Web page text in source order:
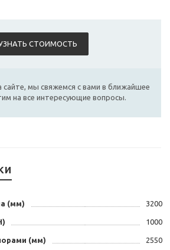
СТОИМОСТЬ
мы свяжемся с вами в ближайшее
на все интересующие вопросы.
(мм) 3200
1000
(мм) 2550